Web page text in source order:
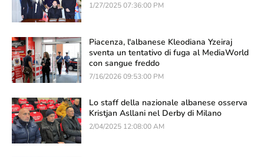
1/27/2025 07:36:00 PM
Piacenza, l'albanese Kleodiana Yzeiraj
sventa un tentativo di fuga al MediaWorld
con sangue freddo
7/16/2026 09:53:00 PM
Lo staff della nazionale albanese osserva
Kristjan Asllani nel Derby di Milano
2/04/2025 12:08:00 AM